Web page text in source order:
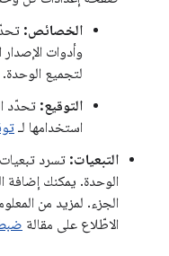
الخصائص:
وأدوات
لتجميع الوحدة.
التوقيع: تحدّد
استخدامها لـ
التبعيات: تسرد
الوحدة. يمكنك إضافة
الجزء. لمزيد من
الاطّلاع على مقالة